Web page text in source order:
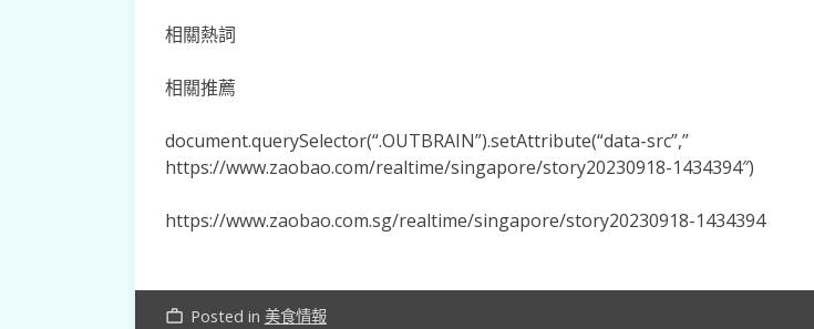
相關熱詞
相關推薦
document.querySelector(“.OUTBRAIN”).setAttribute(“data-src”,”
https://www.zaobao.com/realtime/singapore/story20230918-1434394″)
https://www.zaobao.com.sg/realtime/singapore/story20230918-1434394
work_outline Posted in 美食情報